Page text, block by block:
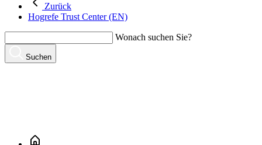
Zurück
Hogrefe Trust Center (EN)
Wonach suchen Sie?
Suchen